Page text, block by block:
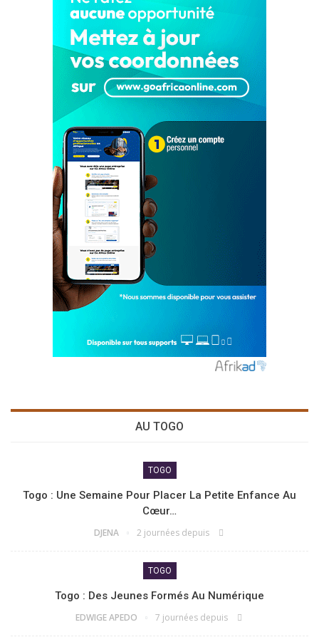
AU TOGO
TOGO
Togo : Une Semaine Pour Placer La Petite Enfance Au
Cœur…
DJENA 2 journées depuis
TOGO
Togo : Des Jeunes Formés Au Numérique
EDWIGE APEDO 7 journées depuis